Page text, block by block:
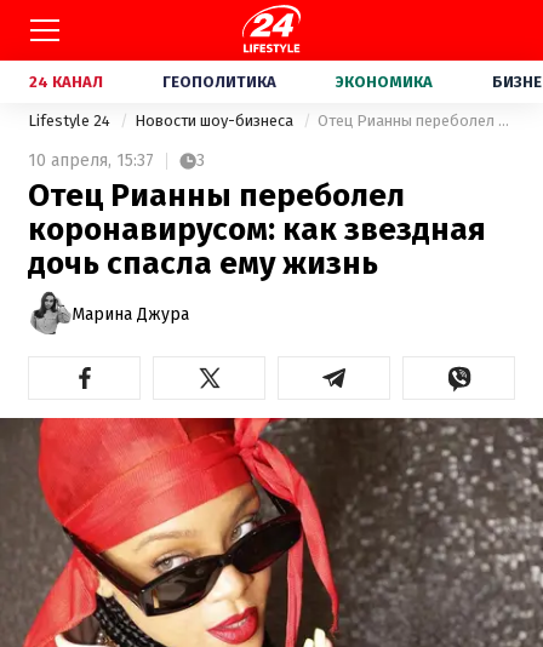
24 КАНАЛ ГЕОПОЛИТИКА ЭКОНОМИКА
Lifestyle 24 Новости шоу-бизнеса Отец Рианны переболел коронавирусом: как звездная дочь спасла ему жизнь
10 апреля, 15:37 3
Отец Рианны переболел
коронавирусом: как звездная
дочь спасла ему жизнь
Марина Джура